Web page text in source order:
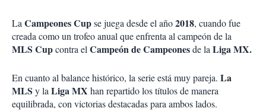
LaCampeones Cupse juega desde el año2018, cuando fue
creada como un trofeo anual que enfrenta al campeón de la
MLS Cupcontra elCampeón de Campeonesde laLiga MX.
En cuanto al balance histórico, la serie está muy pareja. La
MLS y laLiga MX han repartido los títulos de manera
equilibrada, con victorias destacadas para ambos lados.